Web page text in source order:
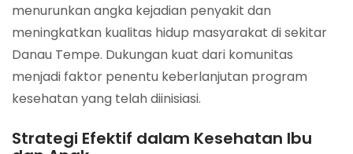
menurunkan angka kejadian penyakit dan
meningkatkan kualitas hidup masyarakat di sekitar
Danau Tempe. Dukungan kuat dari komunitas
menjadi faktor penentu keberlanjutan program
kesehatan yang telah diinisiasi.
Strategi Efektif dalam Kesehatan Ibu